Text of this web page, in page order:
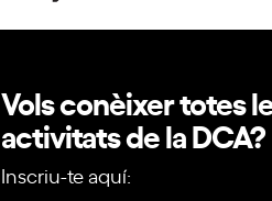
Vols conèixer totes
activitats de la DCA?
Inscriu-te aquí: